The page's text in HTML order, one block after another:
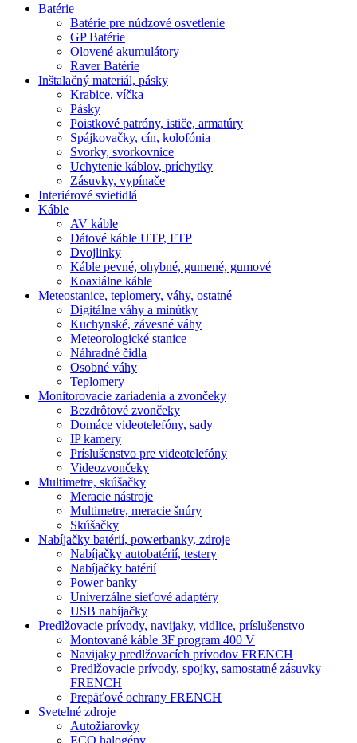
Batérie
Batérie pre núdzové osvetlenie
GP Batérie
Olovené akumulátory
Raver Batérie
Inštalačný materiál, pásky
Krabice, víčka
Pásky
Poistkové patróny, ističe, armatúry
Spájkovačky, cín, kolofónia
Svorky, svorkovnice
Uchytenie káblov, príchytky
Zásuvky, vypínače
Interiérové svietidlá
Káble
AV káble
Dátové káble UTP, FTP
Dvojlinky
Káble pevné, ohybné, gumené, gumové
Koaxiálne káble
Meteostanice, teplomery, váhy, ostatné
Digitálne váhy a minútky
Kuchynské, závesné váhy
Meteorologické stanice
Náhradné čidla
Osobné váhy
Teplomery
Monitorovacie zariadenia a zvončeky
Bezdrôtové zvončeky
Domáce videotelefóny, sady
IP kamery
Príslušenstvo pre videotelefóny
Videozvončeky
Multimetre, skúšačky
Meracie nástroje
Multimetre, meracie šnúry
Skúšačky
Nabíjačky batérií, powerbanky, zdroje
Nabíjačky autobatérií, testery
Nabíjačky batérií
Power banky
Univerzálne sieťové adaptéry
USB nabíjačky
Predlžovacie prívody, navijaky, vidlice, príslušenstvo
Montované káble 3F program 400 V
Navijaky predlžovacích prívodov FRENCH
Predlžovacie prívody, spojky, samostatné zásuvky
FRENCH
Prepäťové ochrany FRENCH
Svetelné zdroje
Autožiarovky
ECO halogény